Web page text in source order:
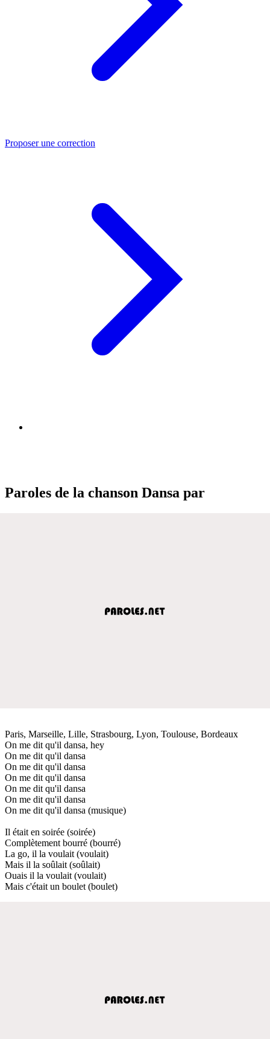
Proposer une correction
Paroles de la chanson Dansa par
Paris, Marseille, Lille, Strasbourg, Lyon, Toulouse, Bordeaux
On me dit qu'il dansa, hey
On me dit qu'il dansa
On me dit qu'il dansa
On me dit qu'il dansa
On me dit qu'il dansa
On me dit qu'il dansa
On me dit qu'il dansa (musique)
Il était en soirée (soirée)
Complètement bourré (bourré)
La go, il la voulait (voulait)
Mais il la soûlait (soûlait)
Ouais il la voulait (voulait)
Mais c'était un boulet (boulet)